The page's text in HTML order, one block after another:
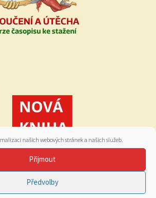
našich webových stránek a našich služeb.
Přijmout
Předvolby